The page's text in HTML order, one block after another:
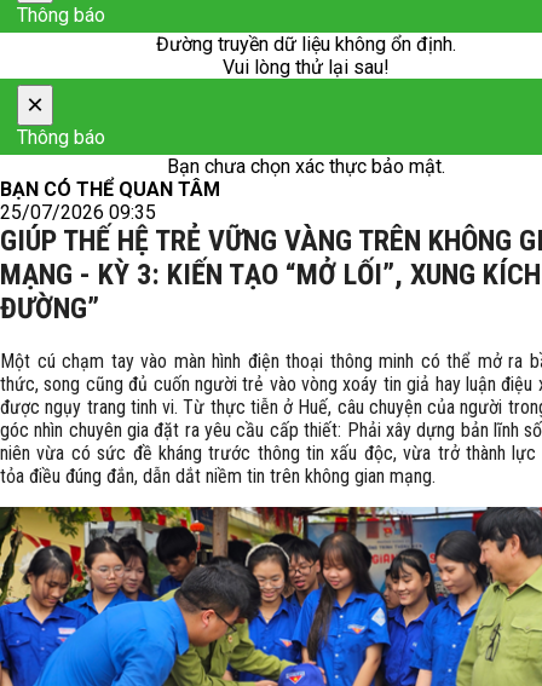
Thông báo
Đường truyền dữ liệu không ổn định.
Vui lòng thử lại sau!
×
Thông báo
Bạn chưa chọn xác thực bảo mật.
BẠN CÓ THỂ QUAN TÂM
25/07/2026 09:35
GIÚP THẾ HỆ TRẺ VỮNG VÀNG TRÊN KHÔNG
MẠNG - KỲ 3: KIẾN TẠO “MỞ LỐI”, XUNG
ĐƯỜNG”
Một cú chạm tay vào màn hình điện thoại thông minh có thể mở ra
thức, song cũng đủ cuốn người trẻ vào vòng xoáy tin giả hay luận điệu
được ngụy trang tinh vi. Từ thực tiễn ở Huế, câu chuyện của người
góc nhìn chuyên gia đặt ra yêu cầu cấp thiết: Phải xây dựng bản lĩnh
niên vừa có sức đề kháng trước thông tin xấu độc, vừa trở thành lực
tỏa điều đúng đắn, dẫn dắt niềm tin trên không gian mạng.